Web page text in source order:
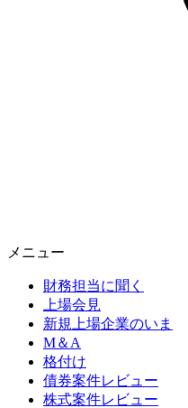
メニュー
財務担当に聞く
上場会見
新規上場企業のいま
M＆A
格付け
債券案件レビュー
株式案件レビュー